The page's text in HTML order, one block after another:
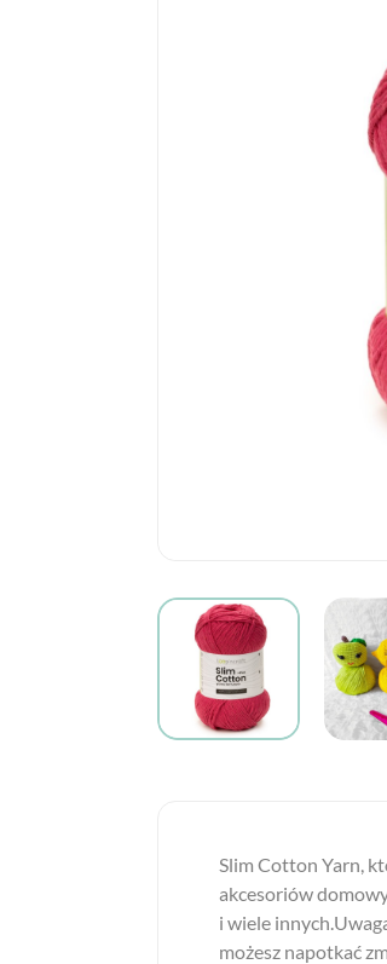
Slim Cotton Yarn,
akcesoriów
i wiele
możesz napotkać